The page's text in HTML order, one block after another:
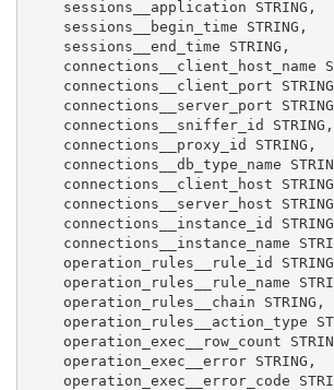
    sessions__application STRING,
    sessions__begin_time STRING,
    sessions__end_time STRING,
connections__client_host_name
connections__client_port
connections__server_port
    connections__sniffer_id STRING,
    connections__proxy_id STRING,
connections__db_type_name
connections__client_host
connections__server_host
connections__instance_id
connections__instance_name
operation_rules__rule_id
operation_rules__rule_name
    operation_rules__chain STRING,
operation_rules__action_type
operation_exec__row_count
    operation_exec__error STRING,
operation_exec__error_code